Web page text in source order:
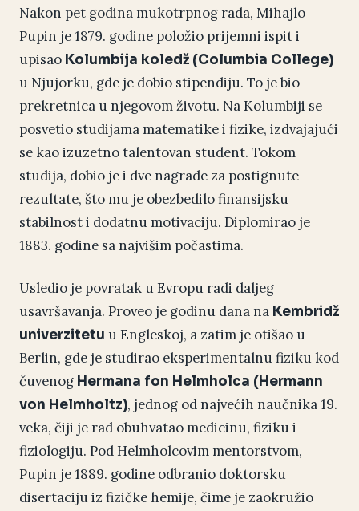
Nakon pet godina mukotrpnog rada, Mihajlo
Pupin je 1879. godine položio prijemni ispit i
upisao Kolumbija koledž (Columbia College)
u Njujorku, gde je dobio stipendiju. To je bio
prekretnica u njegovom životu. Na Kolumbiji se
posvetio studijama matematike i fizike, izdvajajući
se kao izuzetno talentovan student. Tokom
studija, dobio je i dve nagrade za postignute
rezultate, što mu je obezbedilo finansijsku
stabilnost i dodatnu motivaciju. Diplomirao je
1883. godine sa najvišim počastima.
Usledio je povratak u Evropu radi daljeg
usavršavanja. Proveo je godinu dana na Kembridž
univerzitetu u Engleskoj, a zatim je otišao u
Berlin, gde je studirao eksperimentalnu fiziku kod
čuvenog Hermana fon Helmholca (Hermann
von Helmholtz), jednog od najvećih naučnika 19.
veka, čiji je rad obuhvatao medicinu, fiziku i
fiziologiju. Pod Helmholcovim mentorstvom,
Pupin je 1889. godine odbranio doktorsku
disertaciju iz fizičke hemije, čime je zaokružio